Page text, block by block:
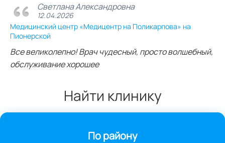
Светлана Александровна
12.04.2026
Медицинский центр «Медицентр на Поликарпова» на
Пионерской
Все великолепно! Врач чудесный, просто волшебный,
обслуживание хорошее
Найти клинику
По району